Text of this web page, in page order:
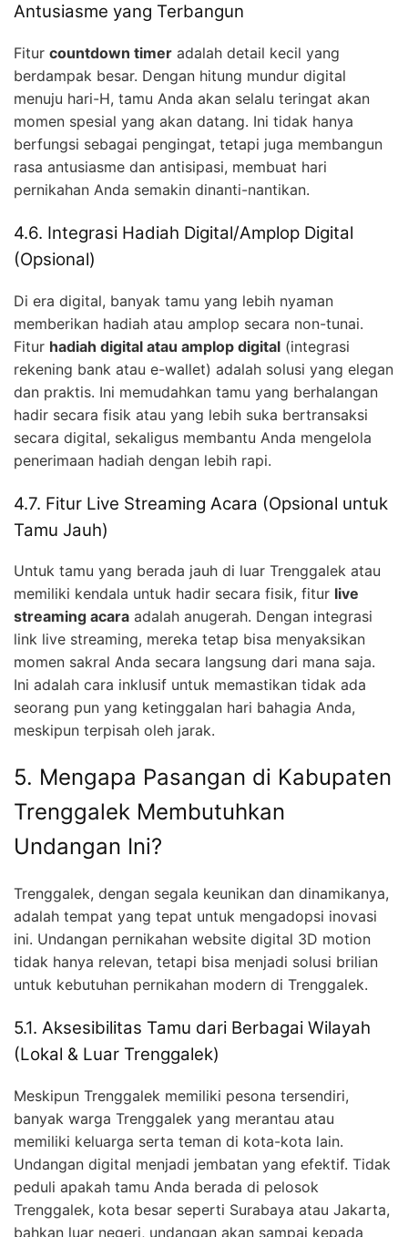
Antusiasme yang Terbangun
Fitur countdown timer adalah detail kecil yang
berdampak besar. Dengan hitung mundur digital
menuju hari-H, tamu Anda akan selalu teringat akan
momen spesial yang akan datang. Ini tidak hanya
berfungsi sebagai pengingat, tetapi juga membangun
rasa antusiasme dan antisipasi, membuat hari
pernikahan Anda semakin dinanti-nantikan.
4.6. Integrasi Hadiah Digital/Amplop Digital
(Opsional)
Di era digital, banyak tamu yang lebih nyaman
memberikan hadiah atau amplop secara non-tunai.
Fitur hadiah digital atau amplop digital (integrasi
rekening bank atau e-wallet) adalah solusi yang elegan
dan praktis. Ini memudahkan tamu yang berhalangan
hadir secara fisik atau yang lebih suka bertransaksi
secara digital, sekaligus membantu Anda mengelola
penerimaan hadiah dengan lebih rapi.
4.7. Fitur Live Streaming Acara (Opsional untuk
Tamu Jauh)
Untuk tamu yang berada jauh di luar Trenggalek atau
memiliki kendala untuk hadir secara fisik, fitur live
streaming acara adalah anugerah. Dengan integrasi
link live streaming, mereka tetap bisa menyaksikan
momen sakral Anda secara langsung dari mana saja.
Ini adalah cara inklusif untuk memastikan tidak ada
seorang pun yang ketinggalan hari bahagia Anda,
meskipun terpisah oleh jarak.
5. Mengapa Pasangan di Kabupaten
Trenggalek Membutuhkan
Undangan Ini?
Trenggalek, dengan segala keunikan dan dinamikanya,
adalah tempat yang tepat untuk mengadopsi inovasi
ini. Undangan pernikahan website digital 3D motion
tidak hanya relevan, tetapi bisa menjadi solusi brilian
untuk kebutuhan pernikahan modern di Trenggalek.
5.1. Aksesibilitas Tamu dari Berbagai Wilayah
(Lokal & Luar Trenggalek)
Meskipun Trenggalek memiliki pesona tersendiri,
banyak warga Trenggalek yang merantau atau
memiliki keluarga serta teman di kota-kota lain.
Undangan digital menjadi jembatan yang efektif. Tidak
peduli apakah tamu Anda berada di pelosok
Trenggalek, kota besar seperti Surabaya atau Jakarta,
bahkan luar negeri, undangan akan sampai kepada